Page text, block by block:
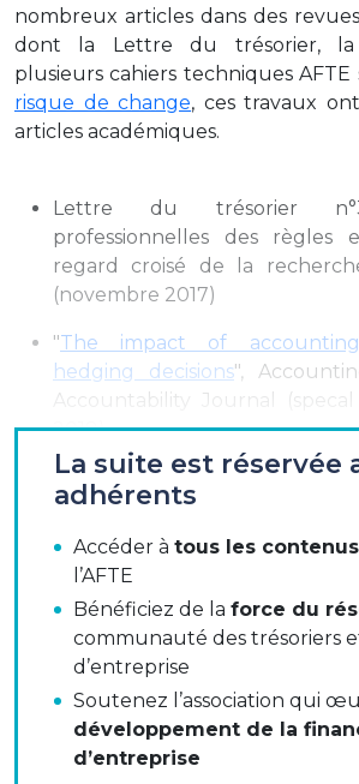
nombreux articles dans des
dont la Lettre du trésorier, la
plusieurs cahiers techniques AFTE
risque de change, ces travaux
articles académiques.
Lettre du trésorier
professionnelles des règles
regard croisé de la
(novembre 2017)
"The impact of
hedging decisions",
Accountability Journal (specal
2018)
"Couverture sélective du
cas des entreprises
financières
.", Management
p76-88 (2017)
"La gestion des risques
l’entreprise et l’organisation
revue du financier (2014)
Nous remercions les
La suite est réservée
adhérents
Accéder à tous les
l’AFTE
Bénéficiez de la force du
communauté des trésoriers
d’entreprise
Soutenez l’association qui
développement de la
d’entreprise